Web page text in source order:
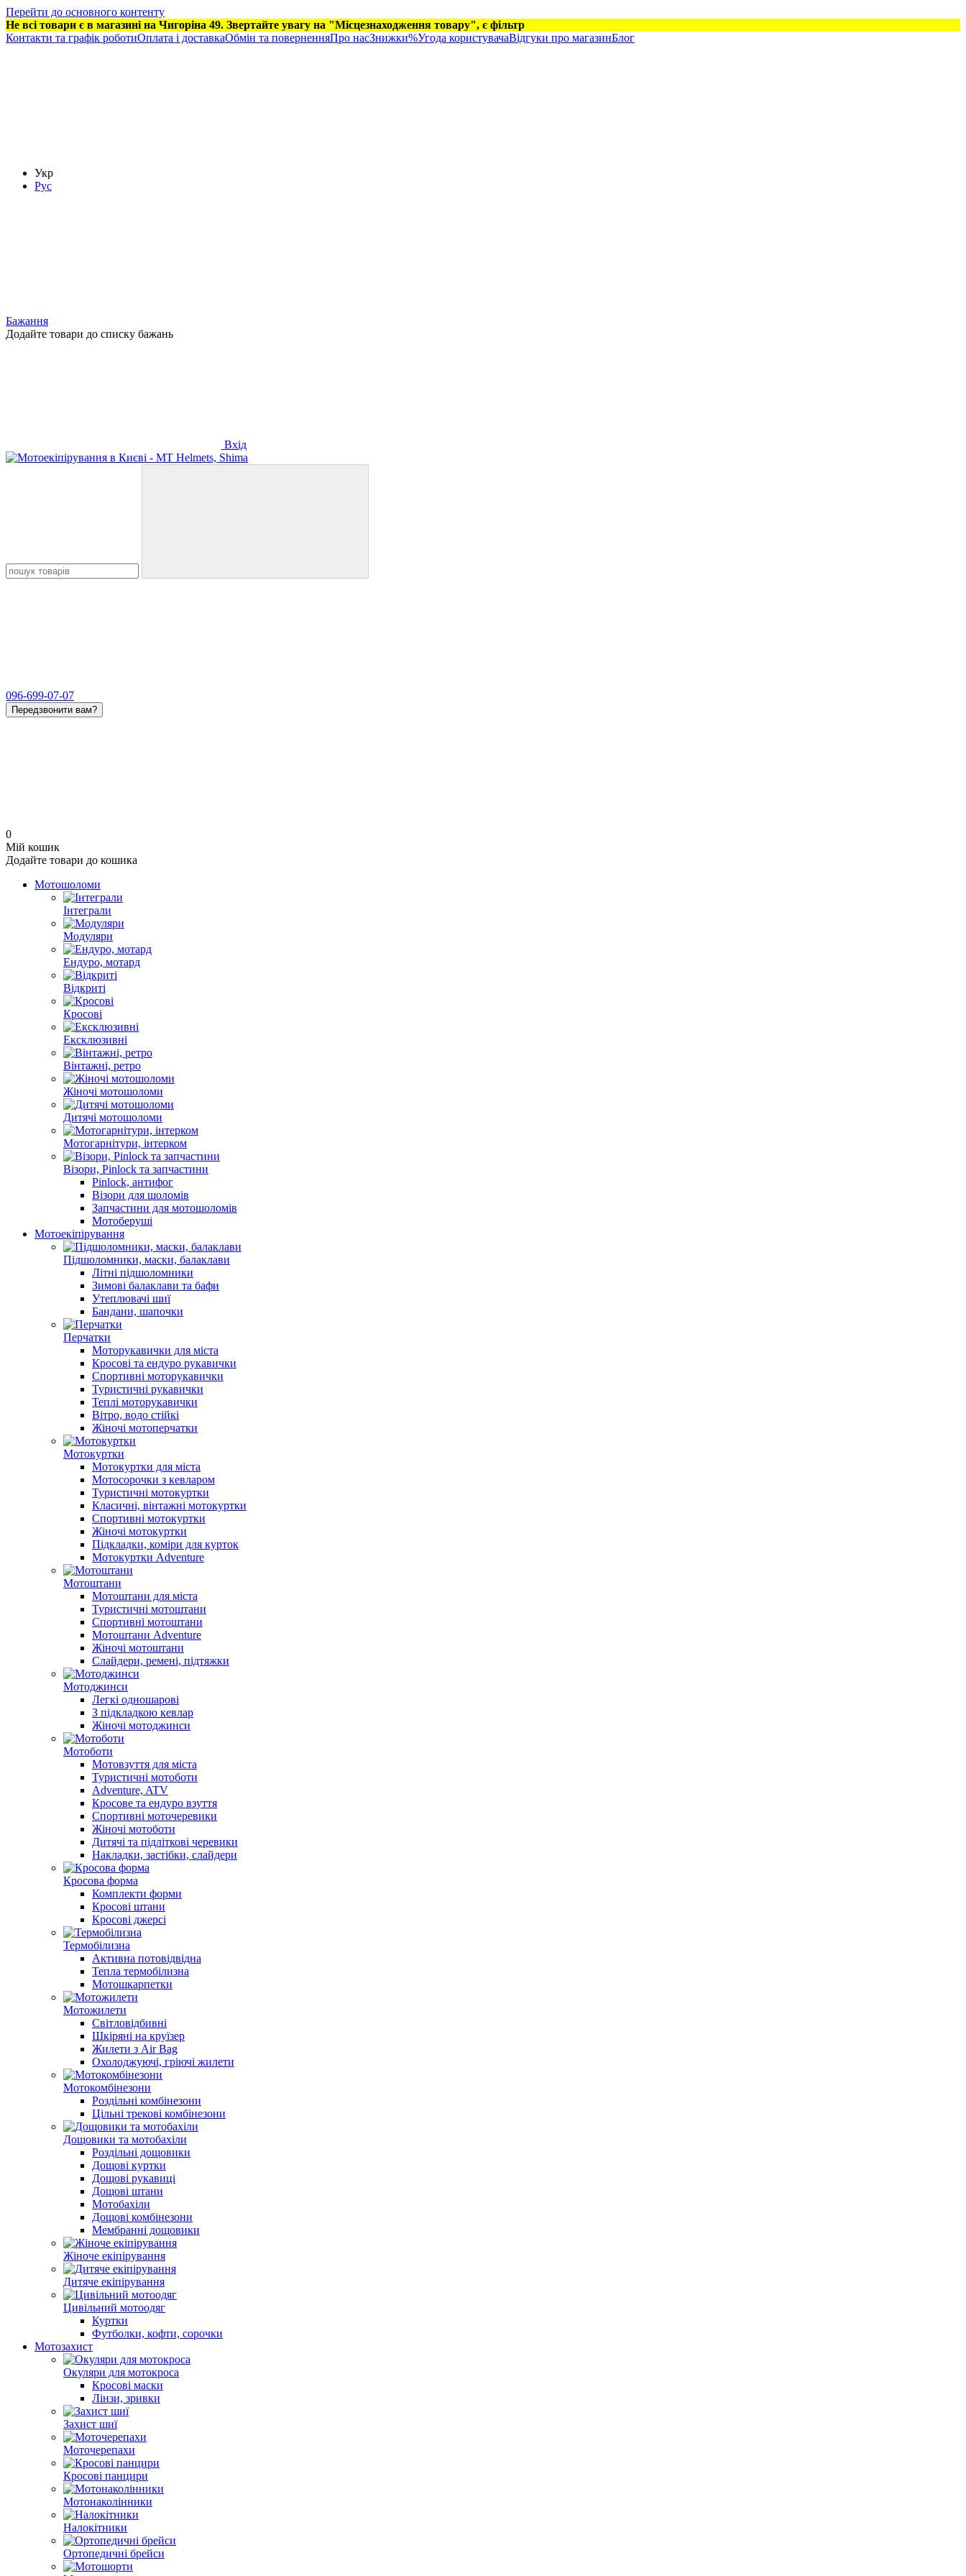
Перейти до основного контенту
Не всі товари є в магазині на Чигоріна 49. Звертайте увагу на "Місцезнаходження товару", є фільтр
Контакти та графік роботиОплата і доставкаОбмін та поверненняПро насЗнижки%Угода користувачаВідгуки про магазинБлог
Укр
Рус
Бажання
Додайте товари до списку бажань
Вхід
096-699-07-07
Передзвонити вам?
0
Мій кошик
Додайте товари до кошика
Мотошоломи
Інтеграли
Модуляри
Ендуро, мотард
Відкриті
Кросові
Ексклюзивні
Вінтажні, ретро
Жіночі мотошоломи
Дитячі мотошоломи
Мотогарнітури, інтерком
Візори, Pinlock та запчастини
Pinlock, антифог
Візори для шоломів
Запчастини для мотошоломів
Мотоберуші
Мотоекіпірування
Підшоломники, маски, балаклави
Літні підшоломники
Зимові балаклави та бафи
Утеплювачі шиї
Бандани, шапочки
Перчатки
Моторукавички для міста
Кросові та ендуро рукавички
Спортивні моторукавички
Туристичні рукавички
Теплі моторукавички
Вітро, водо стійкі
Жіночі мотоперчатки
Мотокуртки
Мотокуртки для міста
Мотосорочки з кевларом
Туристичні мотокуртки
Класичні, вінтажні мотокуртки
Спортивні мотокуртки
Жіночі мотокуртки
Підкладки, коміри для курток
Мотокуртки Adventure
Мотоштани
Мотоштани для міста
Туристичні мотоштани
Спортивні мотоштани
Мотоштани Adventure
Жіночі мотоштани
Слайдери, ремені, підтяжки
Мотоджинси
Легкі одношарові
З підкладкою кевлар
Жіночі мотоджинси
Мотоботи
Мотовзуття для міста
Туристичні мотоботи
Adventure, ATV
Кросове та ендуро взуття
Спортивні моточеревики
Жіночі мотоботи
Дитячі та підліткові черевики
Накладки, застібки, слайдери
Кросова форма
Комплекти форми
Кросові штани
Кросові джерсі
Термобілизна
Активна потовідвідна
Тепла термобілизна
Мотошкарпетки
Мотожилети
Світловідбивні
Шкіряні на круїзер
Жилети з Air Bag
Охолоджуючі, гріючі жилети
Мотокомбінезони
Роздільні комбінезони
Цільні трекові комбінезони
Дощовики та мотобахіли
Роздільні дощовики
Дощові куртки
Дощові рукавиці
Дощові штани
Мотобахіли
Дощові комбінезони
Мембранні дощовики
Жіноче екіпірування
Дитяче екіпірування
Цивільний мотоодяг
Куртки
Футболки, кофти, сорочки
Мотозахист
Окуляри для мотокроса
Кросові маски
Лінзи, зривки
Захист шиї
Моточерепахи
Кросові панцири
Мотонаколінники
Налокітники
Ортопедичні брейси